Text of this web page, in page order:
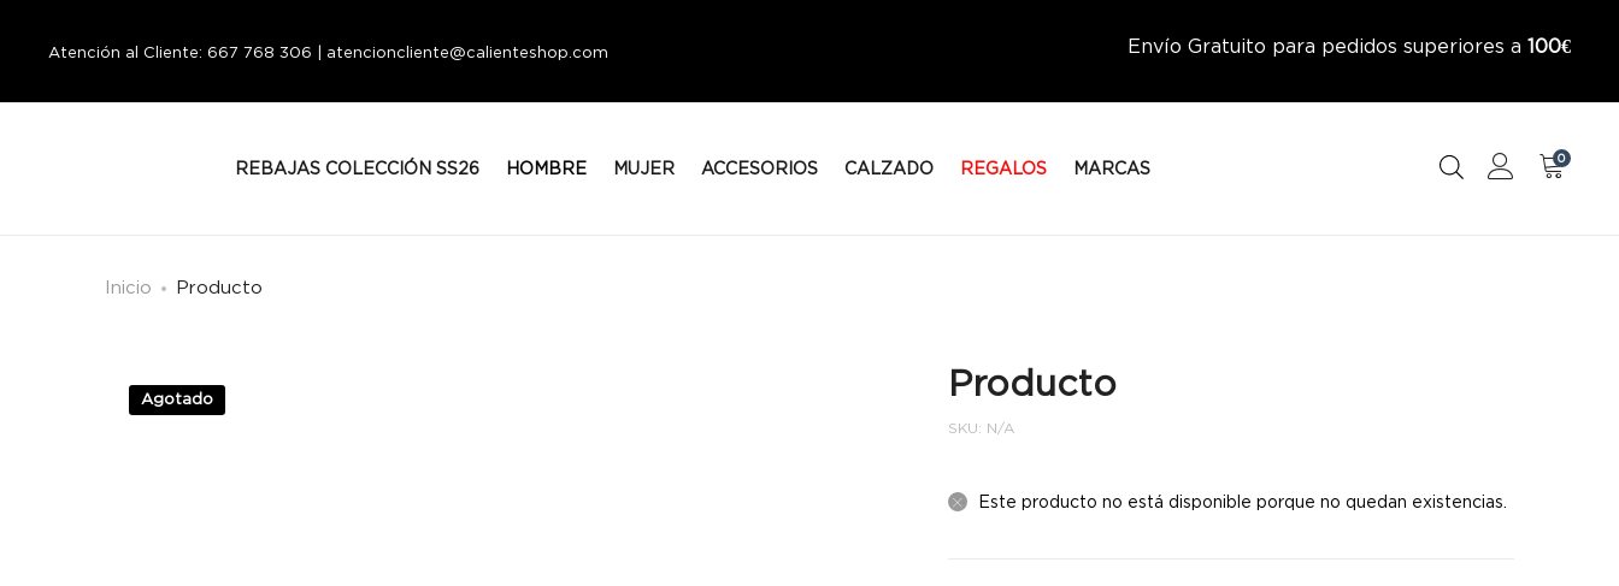
Atención al Cliente: 667 768 306 | atencioncliente@calienteshop.com Envío Gratuito para pedidos superiores a 100€
REBAJAS COLECCIÓN SS26 HOMBRE MUJER ACCESORIOS CALZADO REGALOS MARCAS
0
Inicio Producto
Agotado Producto
SKU: N/A
Este producto no está disponible porque no quedan existencias.